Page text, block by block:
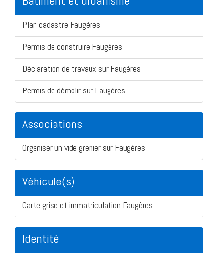
Plan cadastre Faugères
Permis de construire Faugères
Déclaration de travaux sur Faugères
Permis de démolir sur Faugères
Associations
Organiser un vide grenier sur Faugères
Véhicule(s)
Carte grise et immatriculation Faugères
Identité